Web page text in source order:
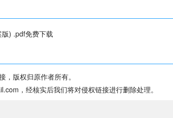
) .pdf免费下载
版权归原作者所有。
，经核实后我们将对侵权链接进行删除处理。